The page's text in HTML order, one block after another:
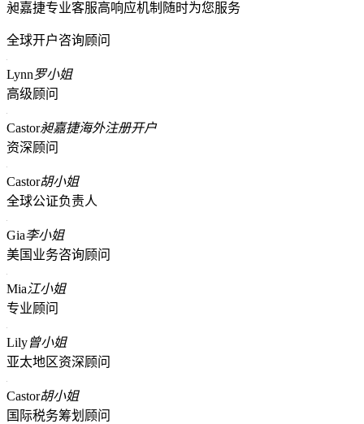
昶嘉捷专业客服高响应机制随时为您服务
全球开户咨询顾问
Lynn罗小姐
高级顾问
Castor昶嘉捷海外注册开户
资深顾问
Castor胡小姐
全球公证负责人
Gia李小姐
美国业务咨询顾问
Mia江小姐
专业顾问
Lily曾小姐
亚太地区资深顾问
Castor胡小姐
国际税务筹划顾问